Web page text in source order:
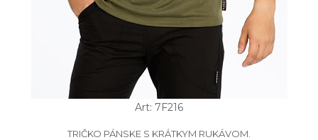
Art: 7F216
TRIČKO PÁNSKE S KRÁTKYM RUKÁVOM.